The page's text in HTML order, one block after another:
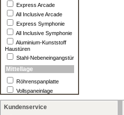
Express Arcade
All Inclusive Arcade
Express Symphonie
All Inclusive Symphonie
Aluminium-Kunststoff
Haustüren
Stahl-Nebeneingangstür
Mittellage
Röhrenspanplatte
Vollspaneinlage
Kundenservice